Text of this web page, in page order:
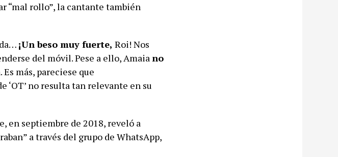
“mal rollo”, la cantante también
¡Un beso muy fuerte, Roi! Nos
del móvil. Pese a ello, Amaiano
más, pareciese que
‘OT’ no resulta tan relevante en su
en septiembre de 2018, reveló a
a través del grupo de WhatsApp,